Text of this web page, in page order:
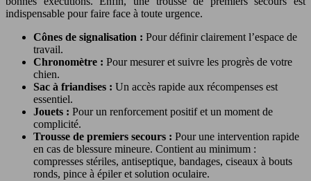
indispensable pour faire face à toute urgence.
Cônes de signalisation : Pour définir clairement l’espace de
travail.
Chronomètre : Pour mesurer et suivre les progrès de votre
chien.
Sac à friandises : Un accès rapide aux récompenses est
essentiel.
Jouets : Pour un renforcement positif et un moment de
complicité.
Trousse de premiers secours : Pour une intervention rapide
en cas de blessure mineure. Contient au minimum :
compresses stériles, antiseptique, bandages, ciseaux à bouts
ronds, pince à épiler et solution oculaire.